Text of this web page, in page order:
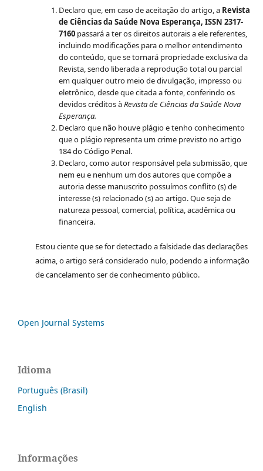
Declaro que, em caso de aceitação do artigo, a Revista
de Ciências da Saúde Nova Esperança, ISSN 2317-
7160passará a ter os direitos autorais a ele referentes,
incluindo modificações para o melhor entendimento
do conteúdo, que se tornará propriedade exclusiva da
Revista, sendo liberada a reprodução total ou parcial
em qualquer outro meio de divulgação, impresso ou
eletrônico, desde que citada a fonte, conferindo os
devidos créditos àRevista de Ciências da Saúde Nova
Esperança.
Declaro que não houve plágio e tenho conhecimento
que o plágio representa um crime previsto no artigo
184 do Código Penal.
Declaro, como autor responsável pela submissão, que
nem eu e nenhum um dos autores que compõe a
autoria desse manuscrito possuímos conflito (s) de
interesse (s) relacionado (s) ao artigo. Que seja de
natureza pessoal, comercial, política, acadêmica ou
financeira.
Estou ciente que se for detectado a falsidade das declarações
acima, o artigo será considerado nulo, podendo a informação
de cancelamento ser de conhecimento público.
Open Journal Systems
Idioma
Português (Brasil)
English
Informações